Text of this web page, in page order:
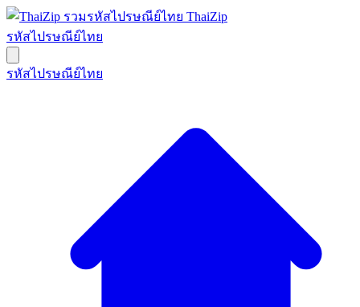
ThaiZip
รหัสไปรษณีย์ไทย
รหัสไปรษณีย์ไทย